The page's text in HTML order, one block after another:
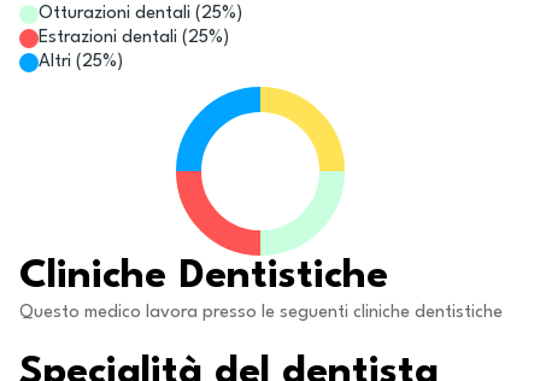
Otturazioni dentali ( 25%)
Estrazioni dentali ( 25%)
Altri ( 25%)
Cliniche Dentistiche
Questo medico lavora presso le seguenti cliniche dentistiche